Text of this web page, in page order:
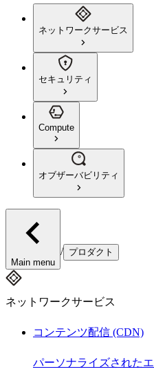
ネットワークサービス
セキュリティ
Compute
オブザーバビリティ
Main menu
/ プロダクト
ネットワークサービス
コンテンツ配信 (CDN)
パーソナライズされた